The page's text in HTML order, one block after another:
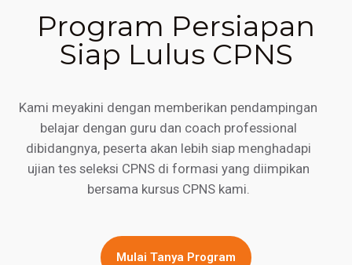
Program Persiapan
Siap Lulus CPNS
Kami meyakini dengan memberikan pendampingan
belajar dengan guru dan coach professional
dibidangnya, peserta akan lebih siap menghadapi
ujian tes seleksi CPNS di formasi yang diimpikan
bersama kursus CPNS kami.
Mulai Tanya Program